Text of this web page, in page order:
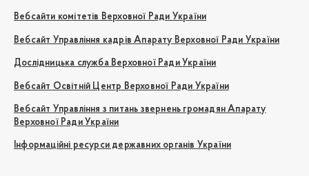
Вебсайти комітетів Верховної Ради України
Вебсайт Управління кадрів Апарату Верховної Ради України
Дослідницька служба Верховної Ради України
Вебсайт Освітній Центр Верховної Ради України
Вебсайт Управління з питань звернень громадян Апарату
Верховної Ради України
Інформаційні ресурси державних органів України